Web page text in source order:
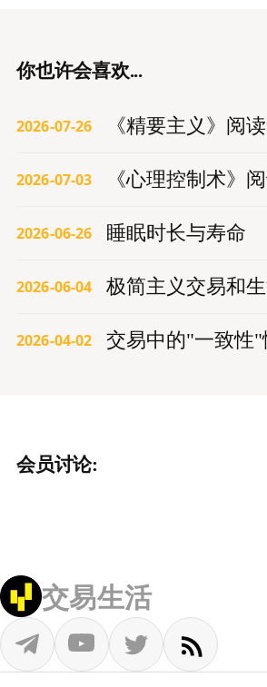
你也许会喜欢...
2026-07-26 《精要主义》阅
2026-07-03 《心理控制术》
2026-06-26 睡眠时长与寿命
2026-06-04 极简主义交易和
2026-04-02 交易中的"一致性"
会员讨论:
交易生活